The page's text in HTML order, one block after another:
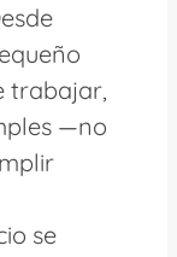
trabajar,
—no
se